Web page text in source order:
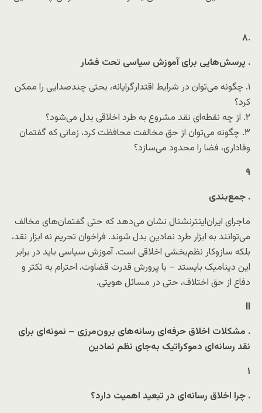
.۸
. پرسش‌هایی برای آموزش سیاسی تحت فشار
۱. چگونه می‌توان در شرایط اقتدارگرایانه، بحثی چندصدایی را ممکن
کرد؟
۲. از چه نقطه‌ای نقد مشروع به طرد اخلاقی بدل می‌شود؟
۳. چگونه می‌توان از حق مخالفت محافظت کرد، زمانی که گفتمان
وفاداری، فضا را محدود می‌سازد؟
۹
. جمع‌بندی
ماجرای ایران‌اینترنشنال نشان می‌دهد که حتی گفتمان‌های مخالف
می‌توانند به ابزار طرد نمادین بدل شوند. فراخوان تحریم نه ابزار نقد،
بلکه سازوکار نظم‌بخشی اخلاقی است. آموزش سیاسی باید در برابر
این دینامیک بایستد – با پرورش قدرت قضاوت، احترام به تکثر و
دفاع از حق اختلاف، حتی در مسائل هویتی.
II
. مشکلات اخلاق حرفه‌ای رسانه‌های برون‌مرزی – نمونه‌ای برای
نقد رسانه‌ای دموکراتیک به‌جای نظم نمادین
۱
. چرا اخلاق رسانه‌ای در تبعید اهمیت دارد؟